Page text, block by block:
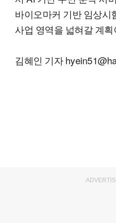
바이오마커 기반 임상시
사업 영역을 넓혀갈 계
김혜인 기자